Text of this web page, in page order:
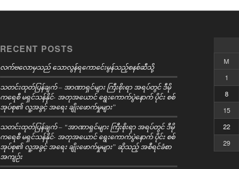
RECENT POSTS
လက်ဗလောမှသည် သောလွန်ရကောင်ေးမွန်သည့်စနစ်ဆီသို့
သတင်းထုတ်ပြန်ချက် – အာဏာရှင်များ ကြီးစိုးရာ အရပ်တွင် ဒီမို
ကရေစီ မရှင်သန်နိုင်- အတုအယောင် ရွေးကောက်ပွဲနောက် ပိုင်း စစ်
အုပ်စု၏ လူ့အခွင့် အရေး ချိုးဖောက်မှုများ”
သတင်းထုတ်ပြန်ချက် – “အာဏာရှင်များ ကြီးစိုးရာ အရပ်တွင် ဒီမို
ကရေစီ မရှင်သန်နိုင်- အတုအယောင် ရွေးကောက်ပွဲနောက် ပိုင်း စစ်
အုပ်စု၏ လူ့အခွင့် အရေး ချိုးဖောက်မှုများ” ဆိုသည့် အစီရင်ခံစာ
အကျဉ်း
M
1
8
15
22
29